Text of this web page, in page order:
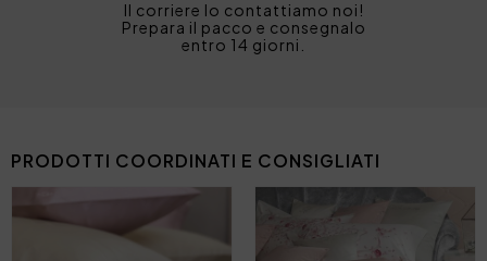
Il corriere lo contattiamo noi!
Prepara il pacco e consegnalo
entro 14 giorni.
PRODOTTI COORDINATI E CONSIGLIATI